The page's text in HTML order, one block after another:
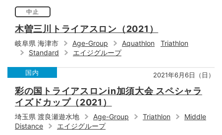
中止
木曽三川トライアスロン（2021）
岐阜県 海津市 Age-Group Aquathlon
Triathlon
Standard
エイジグループ
国内 2021年6月6日（日）
彩の国トライアスロンin加須大会 スペシャラ
イズドカップ（2021）
埼玉県 渡良瀬遊水地 Age-Group Triathlon
Middle
Distance
エイジグループ